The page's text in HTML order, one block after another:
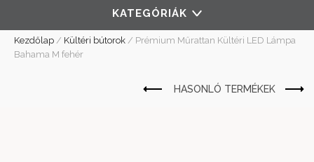
KATEGÓRIÁK
Kezdőlap / Kültéri bútorok / Prémium Műrattan Kültéri LED Lámpa
Bahama M fehér